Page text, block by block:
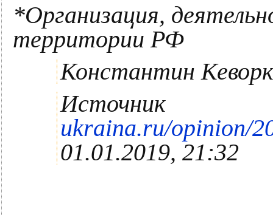
*Организация,
территории РФ
Константин
Источник
ukraina.ru/opinion/
01.01.2019, 21:32